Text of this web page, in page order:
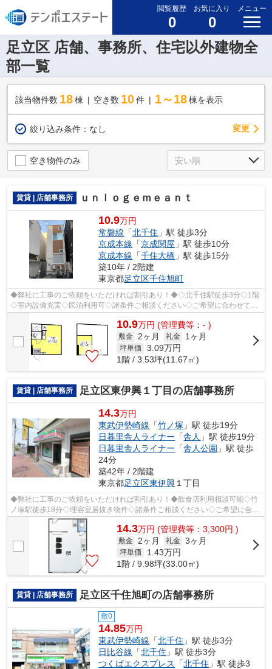
閲覧履歴
0
お気に入り
0
メニュー
足立区 店舗、事務所、住宅以外建物全
部一覧
該当物件数 18棟 空き数 10 件 1～18 棟を表示
絞り込み条件： なし 変更
空き物件のみ
賃貸 | 店舗事務所 ｕｎｌｏｇｅｍｅａｎｔ
10.9万円
常磐線 「北千住 」駅 徒歩3分
京成本線 「京成関屋 」駅 徒歩10分
京成本線 「千住大橋 」駅 徒歩15分
築10年 / 2階建
東京都足立区千住旭町
◆弊社に工事のご依頼をいただければ割引あり！◆◇北千住駅徒歩3分◇1階
◇室内設備充実◇民泊利用可◇諸条件ご相談ください◇ご希望に合わせて物
10.9万円 (管理費等：- )
敷金 2ヶ月 礼金 1ヶ月
坪単価 3.09万円
1階 / 3.53坪(11.67㎡)
賃貸 | 店舗事務所 足立区東伊興１丁目の店舗事務所
14.3万円
東武伊勢崎線 「竹ノ塚 」駅 徒歩19分
日暮里舎人ライナー 「舎人 」駅 徒歩19分
日暮里舎人ライナー 「舎人公園 」駅 徒歩
24分
築42年 / 2階建
東京都足立区東伊興 １丁目
◆弊社に工事のご依頼をいただければ割引あり！◆飲食店利用相談可能◇竹
ノ塚駅徒歩18分◇理容室居抜き物件◇諸条件ご相談ください◇ご希望に合わ
せて物件のご提案が可能です◇お気軽にお問い...
14.3万円 (管理費等：3,300円 )
敷金 2ヶ月 礼金 3ヶ月
坪単価 1.43万円
1階 / 9.98坪(33.00㎡)
賃貸 | 店舗事務所 足立区千住旭町の店舗事務所
敷0
14.85万円
東武伊勢崎線 「北千住 」駅 徒歩3分
日比谷線 「北千住 」駅 徒歩3分
つくばエクスプレス
「北千住 」駅 徒歩3